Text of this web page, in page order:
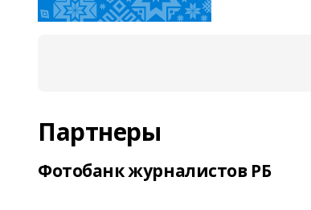
Партнеры
Фотобанк журналистов РБ